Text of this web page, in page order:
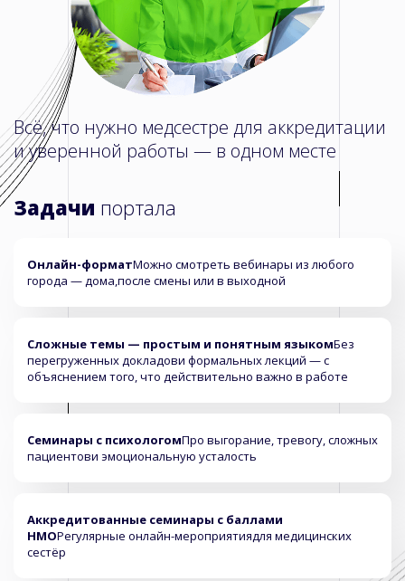
Всё, что нужно медсестре для аккредитации
и уверенной работы — в одном месте
Задачи портала
Онлайн-форматМожно смотреть вебинары из любого
города — дома,после смены или в выходной
Сложные темы — простым и понятным языкомБез
перегруженных докладови формальных лекций — с
объяснением того, что действительно важно в работе
Семинары с психологомПро выгорание, тревогу, сложных
пациентови эмоциональную усталость
Аккредитованные семинары с баллами
НМОРегулярные онлайн-мероприятиядля медицинских
сестёр